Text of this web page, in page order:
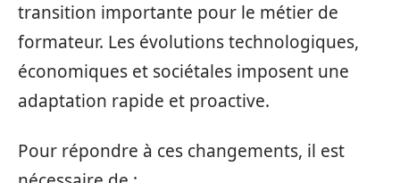
transition importante pour le métier de
formateur. Les évolutions technologiques,
économiques et sociétales imposent une
adaptation rapide et proactive.
Pour répondre à ces changements, il est